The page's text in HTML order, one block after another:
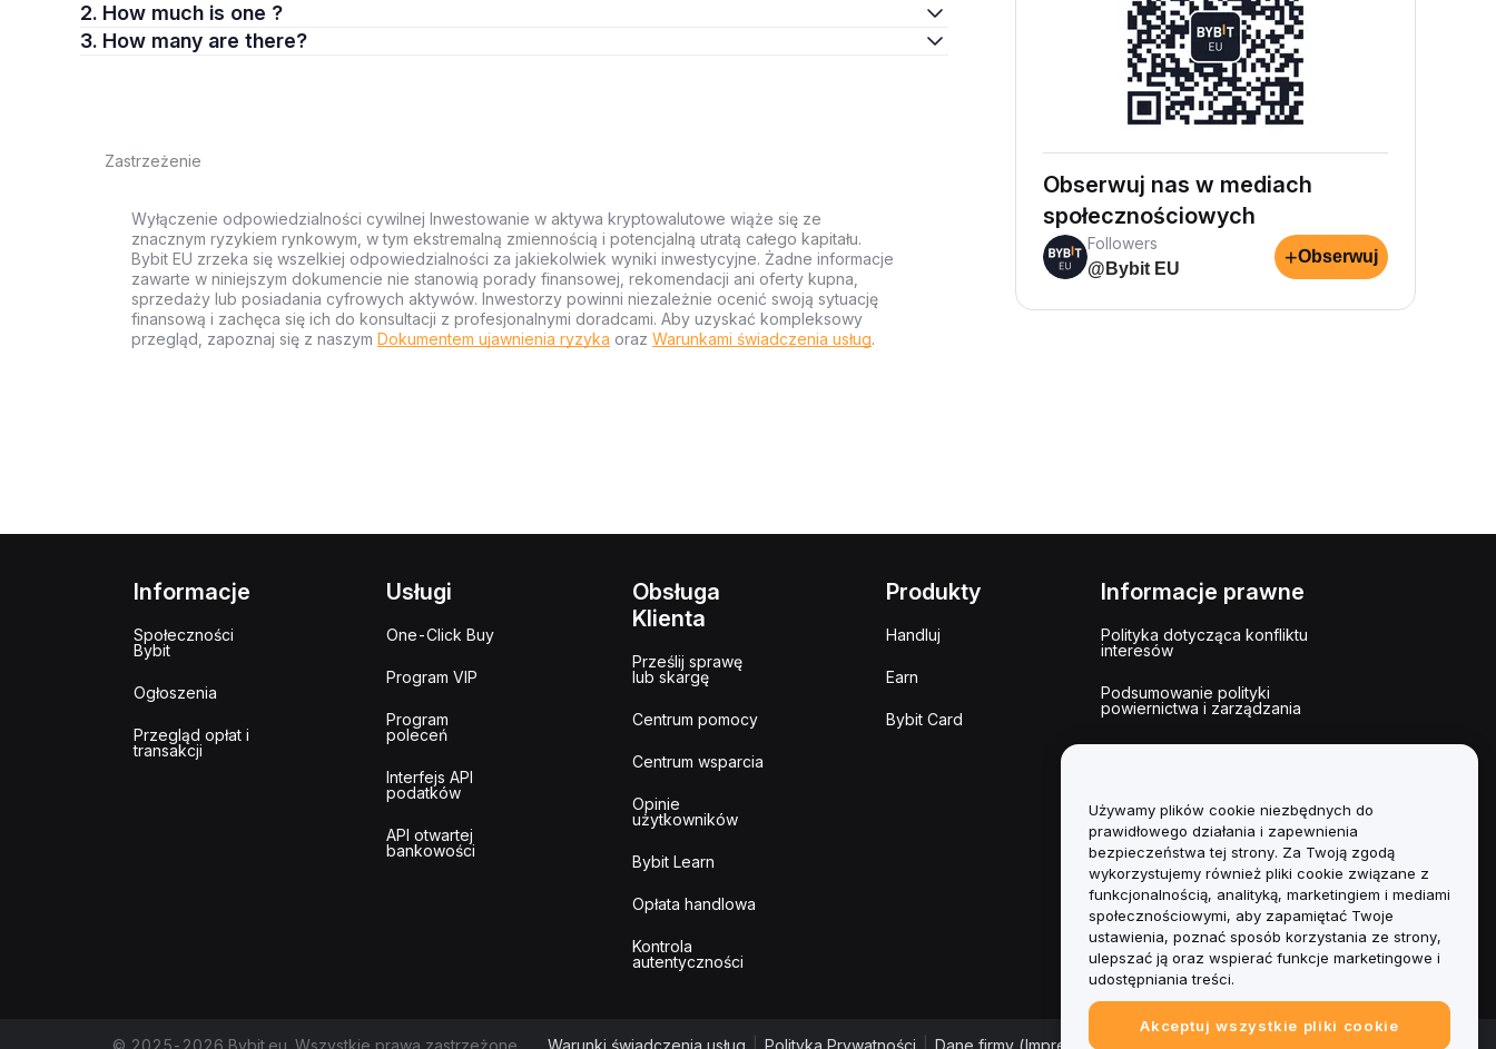
2. How much is one ?
3. How many are there?
Zastrzeżenie
Wyłączenie odpowiedzialności cywilnej Inwestowanie w aktywa kryptowalutowe wiąże się ze
znacznym ryzykiem rynkowym, w tym ekstremalną zmiennością i potencjalną utratą całego kapitału.
Bybit EU zrzeka się wszelkiej odpowiedzialności za jakiekolwiek wyniki inwestycyjne. Żadne informacje
zawarte w niniejszym dokumencie nie stanowią porady finansowej, rekomendacji ani oferty kupna,
sprzedaży lub posiadania cyfrowych aktywów. Inwestorzy powinni niezależnie ocenić swoją sytuację
finansową i zachęca się ich do konsultacji z profesjonalnymi doradcami. Aby uzyskać kompleksowy
przegląd, zapoznaj się z naszym Dokumentem ujawnienia ryzyka oraz Warunkami świadczenia usług.
Obserwuj nas w mediach
społecznościowych
Followers
@Bybit EU
+Obserwuj
Informacje
Społeczności
Bybit
Ogłoszenia
Przegląd opłat i
transakcji
Usługi
One-Click Buy
Program VIP
Program
poleceń
Interfejs API
podatków
API otwartej
bankowości
Obsługa
Klienta
Prześlij sprawę
lub skargę
Centrum pomocy
Centrum wsparcia
Opinie
użytkowników
Bybit Learn
Opłata handlowa
Kontrola
autentyczności
Produkty
Handluj
Earn
Bybit Card
Informacje prawne
Polityka dotycząca konfliktu
interesów
Podsumowanie polityki
powiernictwa i zarządzania
Informacje ESG
kryptoaktywów
© 2025-2026 Bybit.eu. Wszystkie prawa zastrzeżone. Warunki świadczenia usług Polityka Prywatności Dane firmy (Impressum)
Używamy plików cookie niezbędnych do
prawidłowego działania i zapewnienia
bezpieczeństwa tej strony. Za Twoją zgodą
wykorzystujemy również pliki cookie związane z
funkcjonalnością, analityką, marketingiem i mediami
społecznościowymi, aby zapamiętać Twoje
ustawienia, poznać sposób korzystania ze strony,
ulepszać ją oraz wspierać funkcje marketingowe i
udostępniania treści.
Akceptuj wszystkie pliki cookie